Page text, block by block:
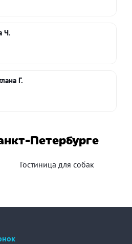
Ч.
Г.
Петербурге
Гостиница для собак